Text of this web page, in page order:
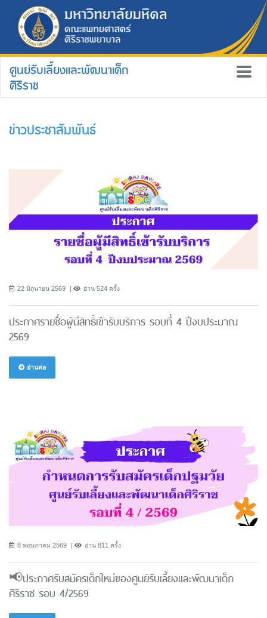
ศูนย์รับเลี้ยงและพัฒนาเด็ก
ศิริราช
ข่าวประชาสัมพันธ์
22 มิถุนายน 2569 อ่าน 524 ครั้ง
ประกาศรายชื่อผู้มีสิทธิ์เข้ารับบริการ รอบที่ 4 ปีงบประมาณ
2569
อ่านต่อ
8 พฤษภาคม 2569 อ่าน 811 ครั้ง
📢ประกาศรับสมัครเด็กใหม่ของศูนย์รับเลี้ยงและพัฒนาเด็ก
ศิริราช รอบ 4/2569